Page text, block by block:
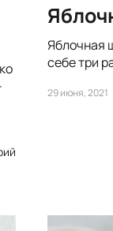
Яблочная
себе три
29 июня, 2021